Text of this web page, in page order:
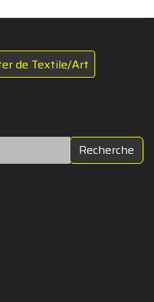
de Textile/Art
Recherche